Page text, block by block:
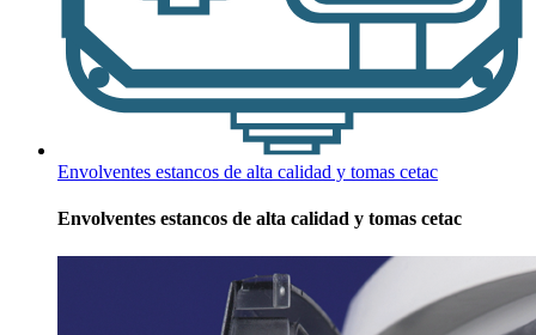
Envolventes estancos de alta calidad y tomas cetac
Envolventes estancos de alta calidad y tomas cetac